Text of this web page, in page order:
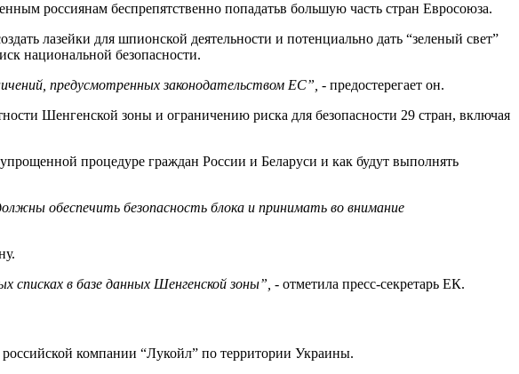
россиянам беспрепятственно попадатьв большую часть стран Евросоюза.
лазейки для шпионской деятельности и потенциально дать “зеленый свет”
национальной безопасности.
предусмотренных законодательством ЕС” - предостерегает он.
Шенгенской зоны и ограничению риска для безопасности 29 стран, включая
процедуре граждан России и Беларуси и как будут выполнять
обеспечить безопасность блока и принимать во внимание
списках в базе данных Шенгенской зоны” - отметила пресс-секретарь ЕК.
компании “Лукойл” по территории Украины.